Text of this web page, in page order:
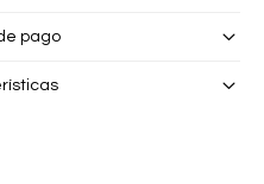
pago